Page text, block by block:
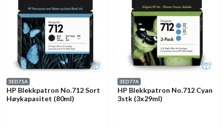
3ED71A
HP Blekkpatron No.712 Sort
Høykapasitet (80ml)
3ED77A
HP Blekkpatron No.712 Cyan
3stk (3x29ml)